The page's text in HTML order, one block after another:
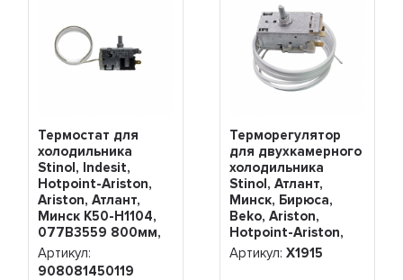
Термостат для
холодильника
Stinol, Indesit,
Hotpoint-Ariston,
Ariston, Атлант,
Минск K50-H1104,
077B3559 800мм,
908081450119
Артикул:
908081450119
Терморегулятор
для двухкамерного
холодильника
Stinol, Атлант,
Минск, Бирюса,
Beko, Ariston,
Hotpoint-Ariston,
Beko, Indesit K56-
L1915, Х1915
Артикул: Х1915